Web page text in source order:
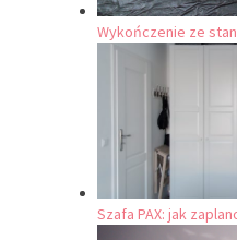
Wykończenie ze
Szafa PAX: jak